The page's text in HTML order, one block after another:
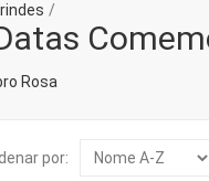
Rosa
por: